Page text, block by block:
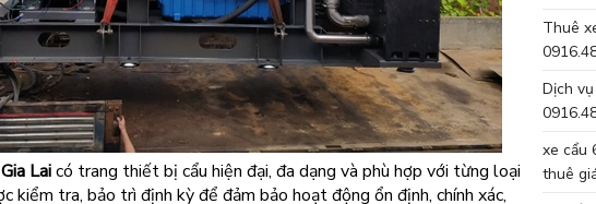
Laicó trang thiết bị cẩu hiện đại, đa dạng và phù hợp với từng loại
kiểm tra, bảo trì định kỳ để đảm bảo hoạt động ổn định, chính xác,
Thuê
Dịch
xe cẩu
thuê